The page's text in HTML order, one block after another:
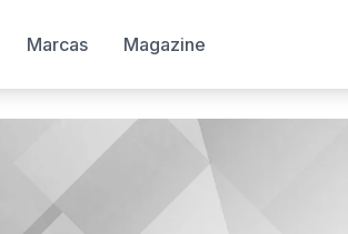
Marcas Magazine